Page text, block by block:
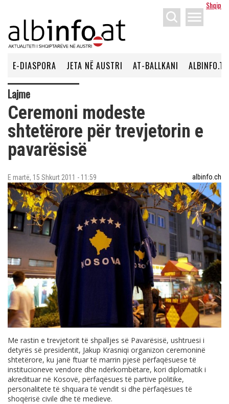
Shqip
menu
E-DIASPORA JETA NË AUSTRI AT-BALLKANI ALBINFO.TV
Lajme
Ceremoni modeste
shtetërore për trevjetorin e
pavarësisë
E martë, 15 Shkurt 2011 - 11:59 albinfo.ch
Me rastin e trevjetorit të shpalljes së Pavarësisë, ushtruesi i
detyrës së presidentit, Jakup Krasniqi organizon ceremoninë
shtetërore, ku janë ftuar të marrin pjesë përfaqësuese të
institucioneve vendore dhe ndërkombëtare, kori diplomatik i
akredituar në Kosovë, përfaqësues të partive politike,
personalitete të shquara të vendit si dhe përfaqësues të
shoqërisë civile dhe të medieve.